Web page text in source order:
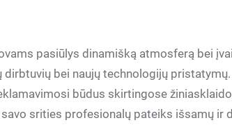
pasiūlys dinamišką atmosferą bei
bei naujų technologijų
būdus skirtingose
srities profesionalų pateiks išsamų ir